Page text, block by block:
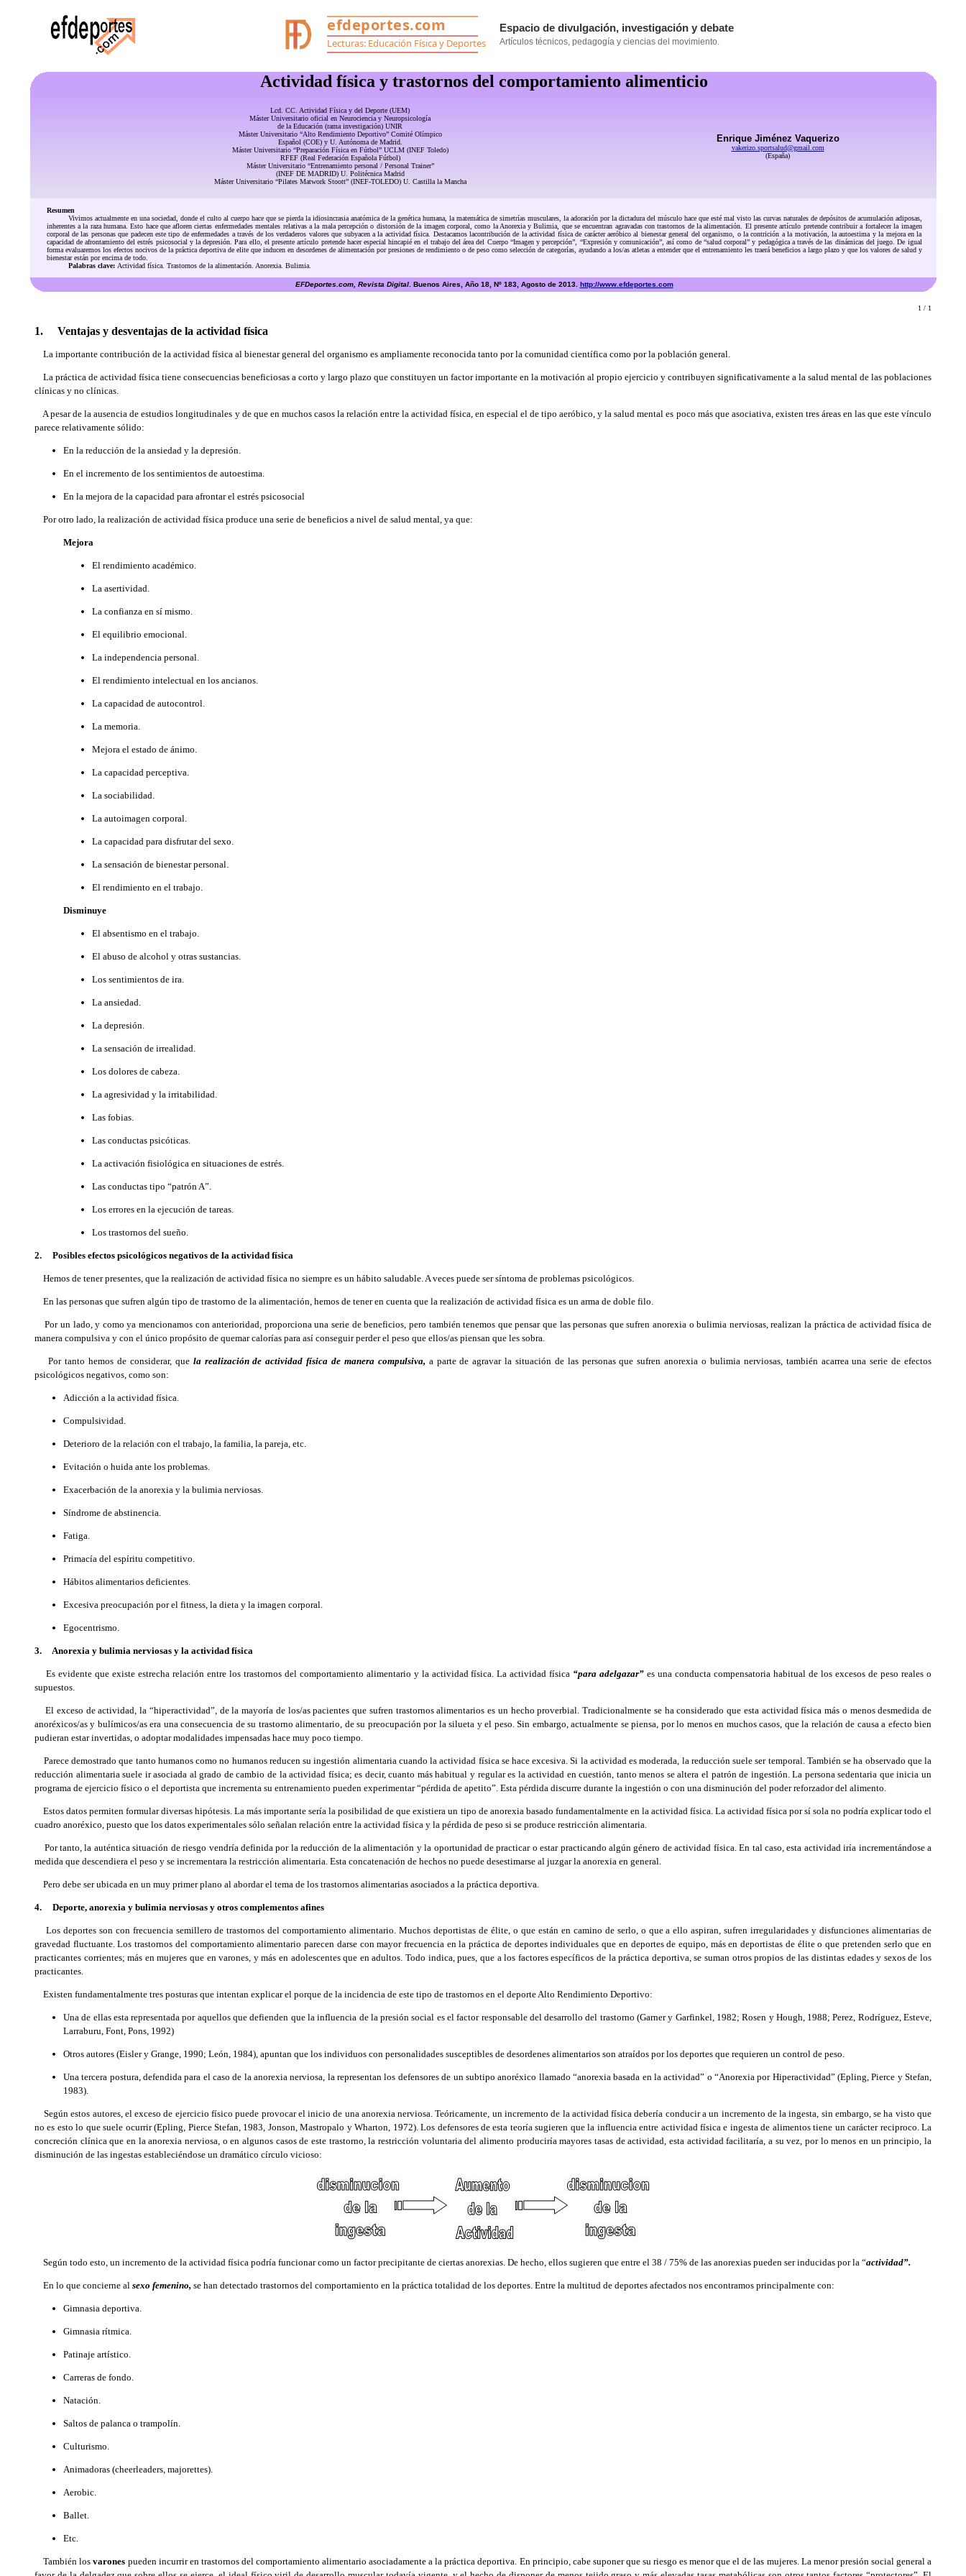
Actividad física y trastornos del comportamiento alimenticio
Lcd. CC. Actividad Física y del Deporte (UEM)
Máster Universitario oficial en Neurociencia y Neuropsicología
de la Educación (rama investigación) UNIR
Máster Universitario “Alto Rendimiento Deportivo” Comité Olímpico
Español (COE) y U. Autónoma de Madrid.
Máster Universitario “Preparación Física en Fútbol” UCLM (INEF Toledo)
RFEF (Real Federación Española Fútbol)
Máster Universitario “Entrenamiento personal / Personal Trainer”
(INEF DE MADRID) U. Politécnica Madrid
Máster Universitario “Pilates Matwork Stoott” (INEF-TOLEDO) U. Castilla la Mancha
Enrique Jiménez Vaquerizo
vakerizo.sportsalud@gmail.com
(España)
Resumen
Vivimos actualmente en una sociedad, donde el culto al cuerpo hace que se pierda la idiosincrasia anatómica de la genética humana, la matemática de simetrías musculares, la adoración por la dictadura del músculo hace que esté mal visto las curvas naturales de depósitos de acumulación adiposas,
inherentes a la raza humana. Esto hace que afloren ciertas enfermedades mentales relativas a la mala percepción o distorsión de la imagen corporal, como la Anorexia y Bulimia, que se encuentran agravadas con trastornos de la alimentación. El presente artículo pretende contribuir a fortalecer la imagen
corporal de las personas que padecen este tipo de enfermedades a través de los verdaderos valores que subyacen a la actividad física. Destacamos lacontribución de la actividad física de carácter aeróbico al bienestar general del organismo, o la contrición a la motivación, la autoestima y la mejora en la
capacidad de afrontamiento del estrés psicosocial y la depresión. Para ello, el presente artículo pretende hacer especial hincapié en el trabajo del área del Cuerpo “Imagen y percepción”, “Expresión y comunicación”, así como de “salud corporal” y pedagógica a través de las dinámicas del juego. De igual
forma evaluaremos los efectos nocivos de la práctica deportiva de elite que inducen en desordenes de alimentación por presiones de rendimiento o de peso como selección de categorías, ayudando a los/as atletas a entender que el entrenamiento les traerá beneficios a largo plazo y que los valores de salud y
bienestar están por encima de todo.
Palabras clave: Actividad física. Trastornos de la alimentación. Anorexia. Bulimia.
EFDeportes.com, Revista Digital. Buenos Aires, Año 18, Nº 183, Agosto de 2013. http://www.efdeportes.com
1 / 1
1. Ventajas y desventajas de la actividad física
La importante contribución de la actividad física al bienestar general del organismo es ampliamente reconocida tanto por la comunidad científica como por la población general.
La práctica de actividad física tiene consecuencias beneficiosas a corto y largo plazo que constituyen un factor importante en la motivación al propio ejercicio y contribuyen significativamente a la salud mental de las poblaciones
clínicas y no clínicas.
A pesar de la ausencia de estudios longitudinales y de que en muchos casos la relación entre la actividad física, en especial el de tipo aeróbico, y la salud mental es poco más que asociativa, existen tres áreas en las que este vínculo
parece relativamente sólido:
En la reducción de la ansiedad y la depresión.
En el incremento de los sentimientos de autoestima.
En la mejora de la capacidad para afrontar el estrés psicosocial
Por otro lado, la realización de actividad física produce una serie de beneficios a nivel de salud mental, ya que:
Mejora
El rendimiento académico.
La asertividad.
La confianza en sí mismo.
El equilibrio emocional.
La independencia personal.
El rendimiento intelectual en los ancianos.
La capacidad de autocontrol.
La memoria.
Mejora el estado de ánimo.
La capacidad perceptiva.
La sociabilidad.
La autoimagen corporal.
La capacidad para disfrutar del sexo.
La sensación de bienestar personal.
El rendimiento en el trabajo.
Disminuye
El absentismo en el trabajo.
El abuso de alcohol y otras sustancias.
Los sentimientos de ira.
La ansiedad.
La depresión.
La sensación de irrealidad.
Los dolores de cabeza.
La agresividad y la irritabilidad.
Las fobias.
Las conductas psicóticas.
La activación fisiológica en situaciones de estrés.
Las conductas tipo “patrón A”.
Los errores en la ejecución de tareas.
Los trastornos del sueño.
2. Posibles efectos psicológicos negativos de la actividad física
Hemos de tener presentes, que la realización de actividad física no siempre es un hábito saludable. A veces puede ser síntoma de problemas psicológicos.
En las personas que sufren algún tipo de trastorno de la alimentación, hemos de tener en cuenta que la realización de actividad física es un arma de doble filo.
Por un lado, y como ya mencionamos con anterioridad, proporciona una serie de beneficios, pero también tenemos que pensar que las personas que sufren anorexia o bulimia nerviosas, realizan la práctica de actividad física de
manera compulsiva y con el único propósito de quemar calorías para así conseguir perder el peso que ellos/as piensan que les sobra.
Por tanto hemos de considerar, que la realización de actividad física de manera compulsiva, a parte de agravar la situación de las personas que sufren anorexia o bulimia nerviosas, también acarrea una serie de efectos
psicológicos negativos, como son:
Adicción a la actividad física.
Compulsividad.
Deterioro de la relación con el trabajo, la familia, la pareja, etc.
Evitación o huida ante los problemas.
Exacerbación de la anorexia y la bulimia nerviosas.
Síndrome de abstinencia.
Fatiga.
Primacía del espíritu competitivo.
Hábitos alimentarios deficientes.
Excesiva preocupación por el fitness, la dieta y la imagen corporal.
Egocentrismo.
3. Anorexia y bulimia nerviosas y la actividad física
Es evidente que existe estrecha relación entre los trastornos del comportamiento alimentario y la actividad física. La actividad física “para adelgazar” es una conducta compensatoria habitual de los excesos de peso reales o
supuestos.
El exceso de actividad, la “hiperactividad”, de la mayoría de los/as pacientes que sufren trastornos alimentarios es un hecho proverbial. Tradicionalmente se ha considerado que esta actividad física más o menos desmedida de
anoréxicos/as y bulímicos/as era una consecuencia de su trastorno alimentario, de su preocupación por la silueta y el peso. Sin embargo, actualmente se piensa, por lo menos en muchos casos, que la relación de causa a efecto bien
pudieran estar invertidas, o adoptar modalidades impensadas hace muy poco tiempo.
Parece demostrado que tanto humanos como no humanos reducen su ingestión alimentaria cuando la actividad física se hace excesiva. Si la actividad es moderada, la reducción suele ser temporal. También se ha observado que la
reducción alimentaria suele ir asociada al grado de cambio de la actividad física; es decir, cuanto más habitual y regular es la actividad en cuestión, tanto menos se altera el patrón de ingestión. La persona sedentaria que inicia un
programa de ejercicio físico o el deportista que incrementa su entrenamiento pueden experimentar “pérdida de apetito”. Esta pérdida discurre durante la ingestión o con una disminución del poder reforzador del alimento.
Estos datos permiten formular diversas hipótesis. La más importante sería la posibilidad de que existiera un tipo de anorexia basado fundamentalmente en la actividad física. La actividad física por sí sola no podría explicar todo el
cuadro anoréxico, puesto que los datos experimentales sólo señalan relación entre la actividad física y la pérdida de peso si se produce restricción alimentaria.
Por tanto, la auténtica situación de riesgo vendría definida por la reducción de la alimentación y la oportunidad de practicar o estar practicando algún género de actividad física. En tal caso, esta actividad iría incrementándose a
medida que descendiera el peso y se incrementara la restricción alimentaria. Esta concatenación de hechos no puede desestimarse al juzgar la anorexia en general.
Pero debe ser ubicada en un muy primer plano al abordar el tema de los trastornos alimentarias asociados a la práctica deportiva.
4. Deporte, anorexia y bulimia nerviosas y otros complementos afines
Los deportes son con frecuencia semillero de trastornos del comportamiento alimentario. Muchos deportistas de élite, o que están en camino de serlo, o que a ello aspiran, sufren irregularidades y disfunciones alimentarias de
gravedad fluctuante. Los trastornos del comportamiento alimentario parecen darse con mayor frecuencia en la práctica de deportes individuales que en deportes de equipo, más en deportistas de élite o que pretenden serlo que en
practicantes corrientes; más en mujeres que en varones, y más en adolescentes que en adultos. Todo indica, pues, que a los factores específicos de la práctica deportiva, se suman otros propios de las distintas edades y sexos de los
practicantes.
Existen fundamentalmente tres posturas que intentan explicar el porque de la incidencia de este tipo de trastornos en el deporte Alto Rendimiento Deportivo:
Una de ellas esta representada por aquellos que defienden que la influencia de la presión social es el factor responsable del desarrollo del trastorno (Garner y Garfinkel, 1982; Rosen y Hough, 1988; Perez, Rodríguez, Esteve,
Larraburu, Font, Pons, 1992)
Otros autores (Eisler y Grange, 1990; León, 1984), apuntan que los individuos con personalidades susceptibles de desordenes alimentarios son atraídos por los deportes que requieren un control de peso.
Una tercera postura, defendida para el caso de la anorexia nerviosa, la representan los defensores de un subtipo anoréxico llamado “anorexia basada en la actividad” o “Anorexia por Hiperactividad” (Epling, Pierce y Stefan,
1983).
Según estos autores, el exceso de ejercicio físico puede provocar el inicio de una anorexia nerviosa. Teóricamente, un incremento de la actividad física debería conducir a un incremento de la ingesta, sin embargo, se ha visto que
no es esto lo que suele ocurrir (Epling, Pierce Stefan, 1983, Jonson, Mastropalo y Wharton, 1972). Los defensores de esta teoría sugieren que la influencia entre actividad física e ingesta de alimentos tiene un carácter reciproco. La
concreción clínica que en la anorexia nerviosa, o en algunos casos de este trastorno, la restricción voluntaria del alimento produciría mayores tasas de actividad, esta actividad facilitaría, a su vez, por lo menos en un principio, la
disminución de las ingestas estableciéndose un dramático círculo vicioso:
Según todo esto, un incremento de la actividad física podría funcionar como un factor precipitante de ciertas anorexias. De hecho, ellos sugieren que entre el 38 / 75% de las anorexias pueden ser inducidas por la “actividad”.
En lo que concierne al sexo femenino, se han detectado trastornos del comportamiento en la práctica totalidad de los deportes. Entre la multitud de deportes afectados nos encontramos principalmente con:
Gimnasia deportiva.
Gimnasia rítmica.
Patinaje artístico.
Carreras de fondo.
Natación.
Saltos de palanca o trampolín.
Culturismo.
Animadoras (cheerleaders, majorettes).
Aerobic.
Ballet.
Etc.
También losvarones pueden incurrir en trastornos del comportamiento alimentario asociadamente a la práctica deportiva. En principio, cabe suponer que su riesgo es menor que el de las mujeres. La menor presión social general a